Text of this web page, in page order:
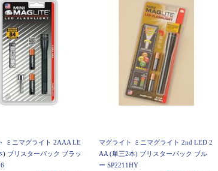
ミニマグライト 2AAA LE
) ブリスターパック ブラッ
マグライト ミニマグライト 2nd LED 2
AA (単三2本) ブリスターパック ブル
ー SP2211HY